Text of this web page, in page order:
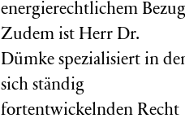
energierechtlichem
Zudem ist Herr Dr.
Dümke spezialisiert in
sich ständig
fortentwickelnden Recht